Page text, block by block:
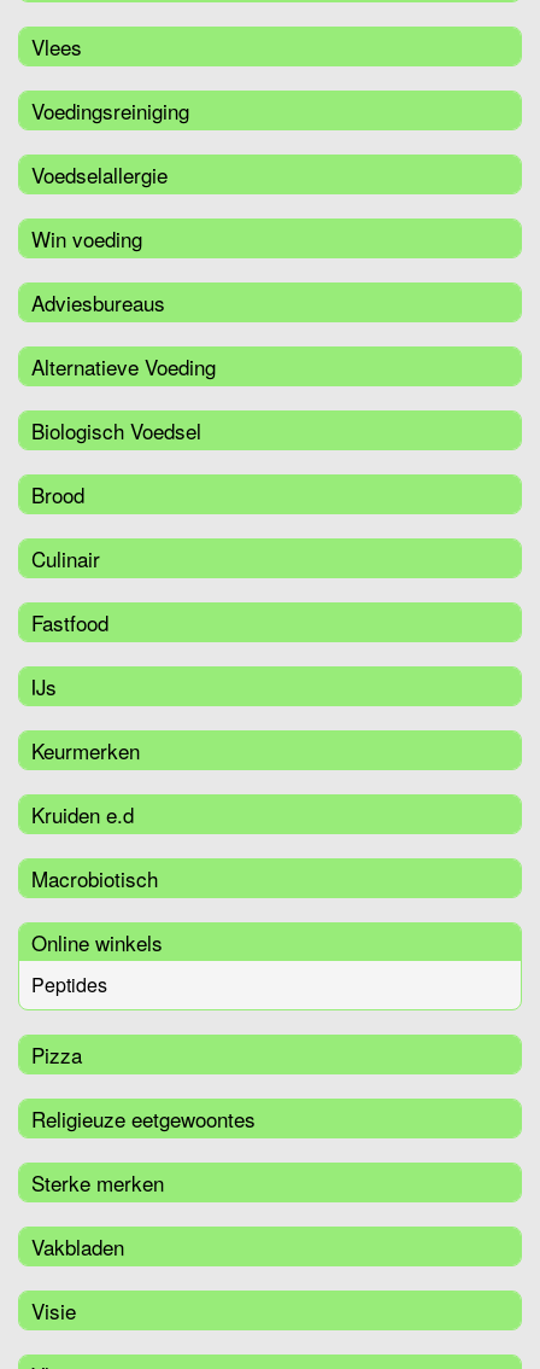
Vlees
Voedingsreiniging
Voedselallergie
Win voeding
Adviesbureaus
Alternatieve Voeding
Biologisch Voedsel
Brood
Culinair
Fastfood
IJs
Keurmerken
Kruiden e.d
Macrobiotisch
Online winkels
Peptides
Pizza
Religieuze eetgewoontes
Sterke merken
Vakbladen
Visie